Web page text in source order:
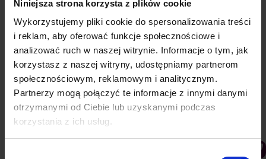
Niniejsza strona korzysta z plików cookie
Wykorzystujemy pliki cookie do spersonalizowania treści
i reklam, aby oferować funkcje społecznościowe i
analizować ruch w naszej witrynie. Informacje o tym, jak
korzystasz z naszej witryny, udostępniamy partnerom
społecznościowym, reklamowym i analitycznym.
Partnerzy mogą połączyć te informacje z innymi danymi
otrzymanymi od Ciebie lub uzyskanymi podczas
korzystania z ich usług.
w Serwisie bądź Aplikacji lub jego
działania godzą w dobre imię Operatora bądź renomę
Serwisu bądź Aplikacji.
W przypadkach wskazanych w ust. 6 Użytkownikowi
nie przysługuje zwrot opłat, które uiścił w oparciu o
Regulamin i Cennik.
§8 Odpowiedzialność Operatora
Aplikacja stanowi jedynie wsparcie dla prowadzenia